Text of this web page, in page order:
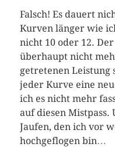
Falsch! Es dauert
Kurven länger wie
nicht 10 oder 12.
überhaupt nicht
getretenen Leistung
jeder Kurve eine
ich es nicht mehr
auf diesen Mistpass.
Jaufen, den ich vor
hochgeflogen bin…